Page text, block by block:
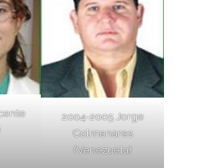
2004-2005 Jorge
Colmenares
(Venezuela)